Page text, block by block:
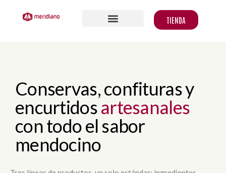
TIENDA
Conservas,confiturasy
encurtidosartesanales
contodoelsabor
mendocino